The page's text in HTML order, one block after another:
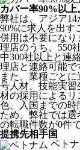
カバー率90%以上
弊社は、 アジア
90%に求人を出す
併用は不要になり
理店のうち、550
中300社以上と連
理店と連絡可能で
また、業種ごと
号人材、技能実習
材の採用による
色、入国までの
ため、弊社では
の転職件数が0件で
提携先相手国
ベト